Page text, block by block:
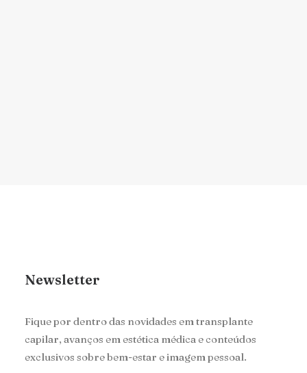
Newsletter
Fique por dentro das novidades em transplante
capilar, avanços em estética médica e conteúdos
exclusivos sobre bem-estar e imagem pessoal.